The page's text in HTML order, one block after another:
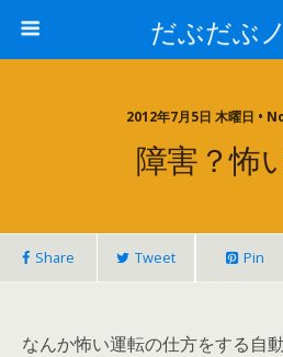
だぶだぶ
2012年7月5日 木曜日 •
障害？怖
Share Tweet Pin
なんか怖い運転の仕方をする自動